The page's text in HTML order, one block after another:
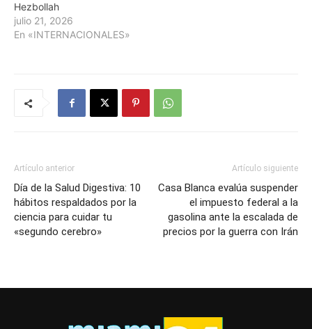
Hezbollah
julio 21, 2026
En «INTERNACIONALES»
Artículo anterior
Día de la Salud Digestiva: 10
hábitos respaldados por la
ciencia para cuidar tu
«segundo cerebro»
Artículo siguiente
Casa Blanca evalúa suspender
el impuesto federal a la
gasolina ante la escalada de
precios por la guerra con Irán